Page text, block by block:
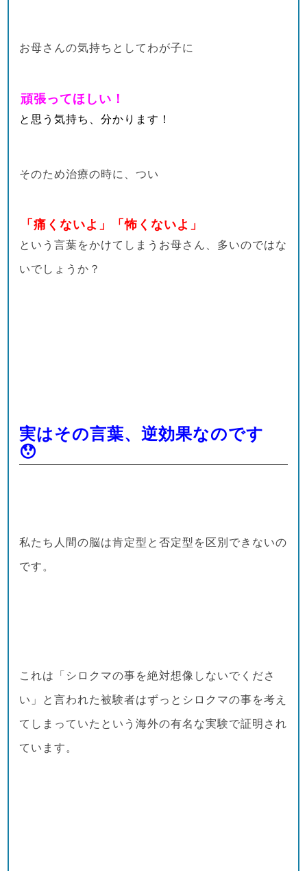
お母さんの気持ちとしてわが子に
頑張ってほしい！
と思う気持ち、分かります！
そのため治療の時に、つい
「痛くないよ」「怖くないよ」
という言葉をかけてしまうお母さん、多いのではな
いでしょうか？
実はその言葉、逆効果なのです
😯
私たち人間の脳は肯定型と否定型を区別できないの
です。
これは「シロクマの事を絶対想像しないでくださ
い」と言われた被験者はずっとシロクマの事を考え
てしまっていたという海外の有名な実験で証明され
ています。